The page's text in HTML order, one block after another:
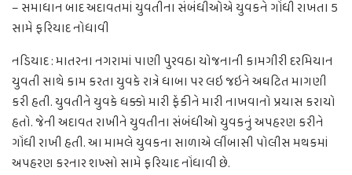
– સમાધાન બાદ અદાવતમાં યુવતીના સંબંધીઓએ યુવકને ગોંધી રાખતા 5
સામે ફરિયાદ નોધાવી
નડિયાદ : માતરના નગરામાં પાણી પુરવઠા યોજનાની કામગીરી દરમિયાન
યુવતી સાથે કામ કરતા યુવકે રાત્રે ધાબા પર લઇ જઇને અઘટિત માગણી
કરી હતી. યુવતીને યુવકે ધક્કો મારી ફેંકીને મારી નાખવાનો પ્રયાસ કરાયો
હતો. જેની અદાવત રાખીને યુવતીના સંબંધીઓ યુવકનું અપહરણ કરીને
ગોંધી રાખી હતી. આ મામલે યુવકના સાળાએ લીંબાસી પોલીસ મથકમાં
અપહરણ કરનાર શખ્સો સામે ફરિયાદ નોંધાવી છે.